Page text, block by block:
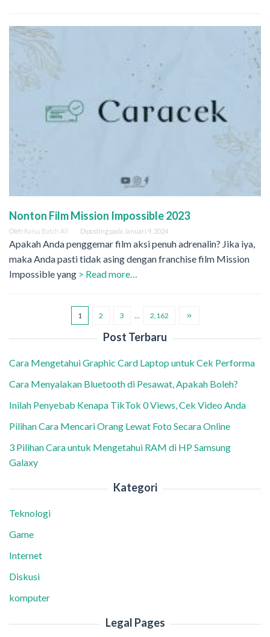
Nonton Film Mission Impossible 2023
Oleh Raisu Batch All Diposting pada Januari 9, 2024
Apakah Anda penggemar film aksi penuh adrenalin? Jika iya,
maka Anda pasti tidak asing dengan franchise film Mission
Impossible yang > Read more…
1 2 3 2,162
Post Terbaru
Cara Mengetahui Graphic Card Laptop untuk Cek Performa
Cara Menyalakan Bluetooth di Pesawat, Apakah Boleh?
Inilah Penyebab Kenapa TikTok 0 Views, Cek Video Anda
Pilihan Cara Mencari Orang Lewat Foto Secara Online
3 Pilihan Cara untuk Mengetahui RAM di HP Samsung
Galaxy
Kategori
Teknologi
Game
Internet
Diskusi
komputer
Legal Pages